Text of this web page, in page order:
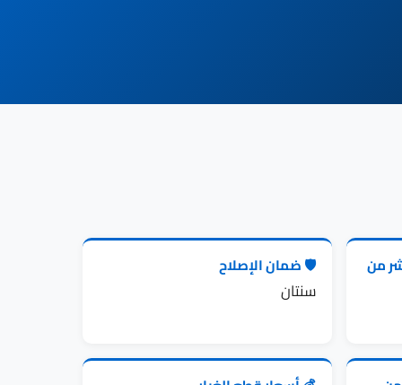
من 🛡️ ضمان الإصلاح
سنتان